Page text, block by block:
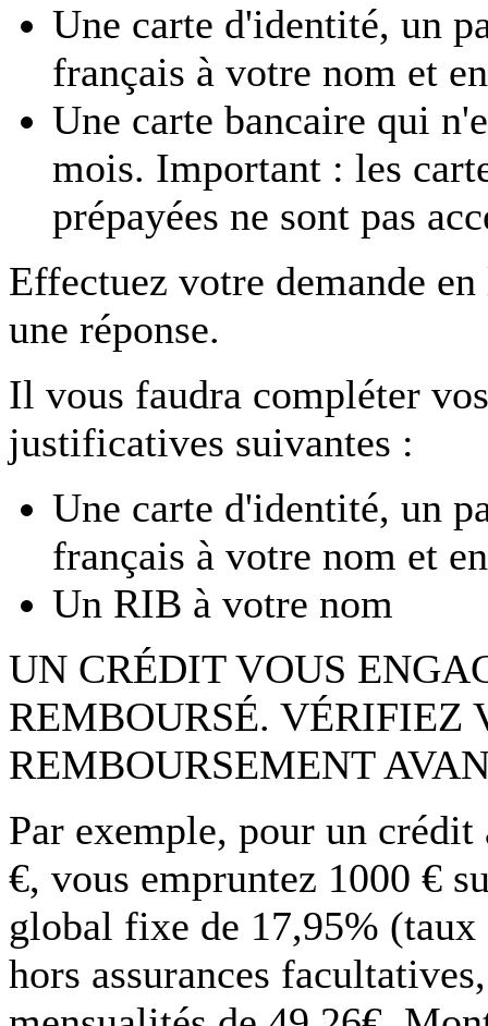
Une carte d'identité, un
français à votre nom et
Une carte bancaire qui
mois. Important : les
prépayées ne sont pas
Effectuez votre demande
une réponse.
Il vous faudra compléter
justificatives suivantes :
Une carte d'identité, un
français à votre nom et
Un RIB à votre nom
UN CRÉDIT VOUS
REMBOURSÉ. VÉRIFIEZ
REMBOURSEMENT
Par exemple, pour un
€, vous empruntez 1000 €
global fixe de 17,95%
hors assurances